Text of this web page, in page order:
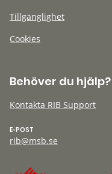
Tillgänglighet
Cookies
Behöver du hjälp?
Kontakta RIB Support
E-POST
rib@msb.se